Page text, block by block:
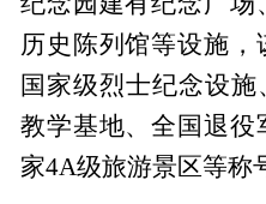
历史陈列馆等设施
国家级烈士纪念设施
教学基地、全国退役
家4A级旅游景区等称